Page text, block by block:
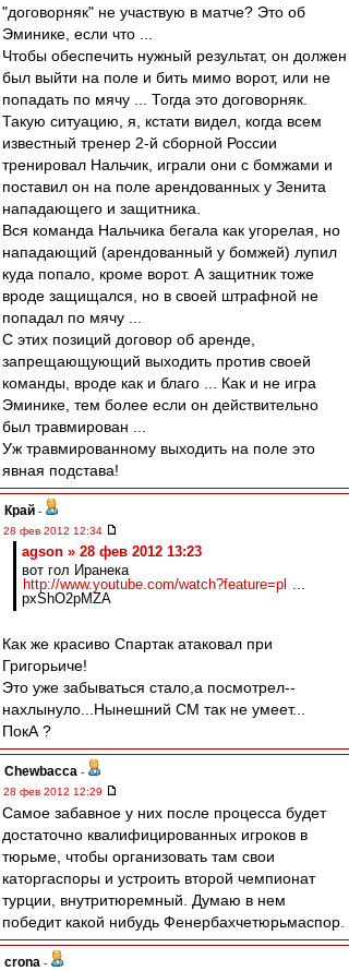
"договорняк" не участвую в матче? Это об
Эминике, если что ...
Чтобы обеспечить нужный результат, он должен
был выйти на поле и бить мимо ворот, или не
попадать по мячу ... Тогда это договорняк.
Такую ситуацию, я, кстати видел, когда всем
известный тренер 2-й сборной России
тренировал Нальчик, играли они с бомжами и
поставил он на поле арендованных у Зенита
нападающего и защитника.
Вся команда Нальчика бегала как угорелая, но
нападающий (арендованный у бомжей) лупил
куда попало, кроме ворот. А защитник тоже
вроде защищался, но в своей штрафной не
попадал по мячу ...
С этих позиций договор об аренде,
запрещающующий выходить против своей
команды, вроде как и благо ... Как и не игра
Эминике, тем более если он действительно
был травмирован ...
Уж травмированному выходить на поле это
явная подстава!
Край -
28 фев 2012 12:34
agson » 28 фев 2012 13:23
вот гол Иранека
http://www.youtube.com/watch?feature=pl ...
pxShO2pMZA
Как же красиво Спартак атаковал при
Григорьиче!
Это уже забываться стало,а посмотрел--
нахлынуло...Нынешний СМ так не умеет...
ПокА ?
Chewbacca -
28 фев 2012 12:29
Самое забавное у них после процесса будет
достаточно квалифицированных игроков в
тюрьме, чтобы организовать там свои
каторгаспоры и устроить второй чемпионат
турции, внутритюремный. Думаю в нем
победит какой нибудь Фенербахчетюрьмаспор.
crona -